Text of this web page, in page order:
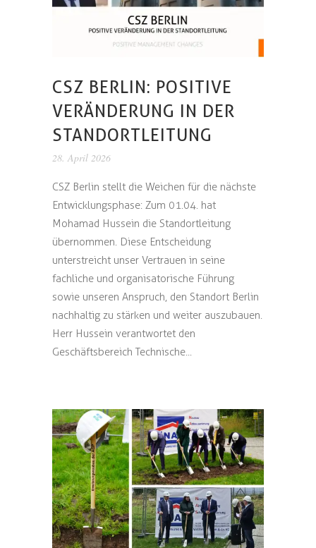
CSZ BERLIN: POSITIVE
VERÄNDERUNG IN DER
STANDORTLEITUNG
28. April 2026
CSZ Berlin stellt die Weichen für die nächste
Entwicklungsphase: Zum 01.04. hat
Mohamad Hussein die Standortleitung
übernommen. Diese Entscheidung
unterstreicht unser Vertrauen in seine
fachliche und organisatorische Führung
sowie unseren Anspruch, den Standort Berlin
nachhaltig zu stärken und weiter auszubauen.
Herr Hussein verantwortet den
Geschäftsbereich Technische...